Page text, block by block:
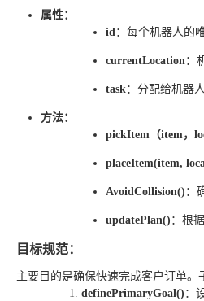
属性：
id：每个机器人的
currentLocation：
task：分配给机器
方法：
pickItem（item，
placeItem(item,
AvoidCollision() ：
updatePlan() ：根
目标规范：
主要目的是确保快速完成客户订单
definePrimaryGoal() ：